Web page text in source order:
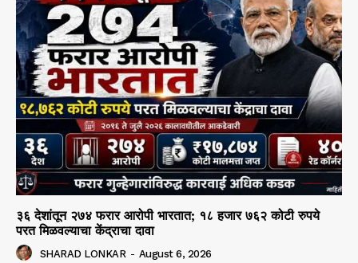
३६ देशांतून २७४ फरार आरोपी भारतात; १८ हजार ७६२ कोटी रुपये
परत मिळवल्याचा केंद्राचा दावा
SHARAD LONKAR - August 6, 2026